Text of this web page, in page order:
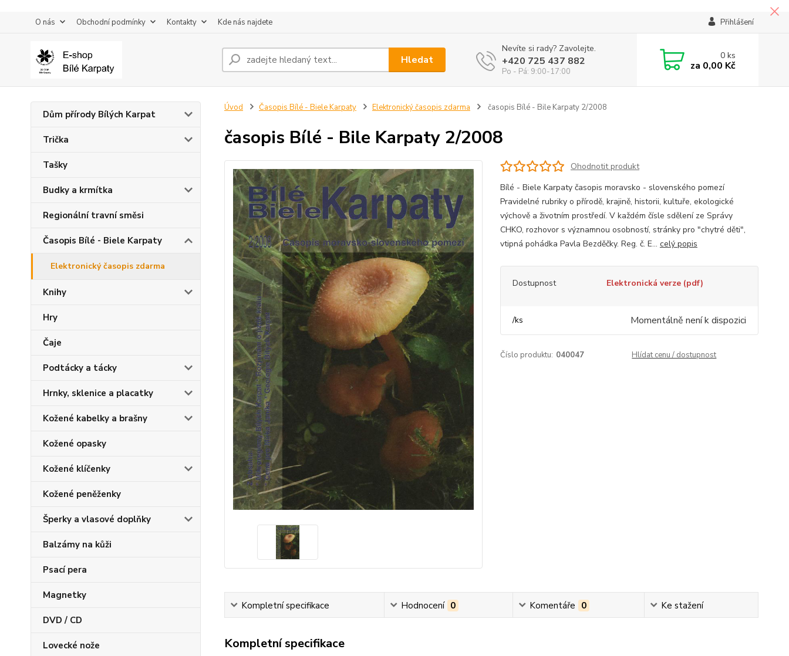
O nás Obchodní podmínky Kontakty Kde nás najdete Přihlášení
Hledat
Nevíte si rady? Zavolejte.
+420 725 437 882
Po - Pá: 9:00-17:00
0ks
za 0,00 Kč
Dům přírody Bílých Karpat
Trička
Tašky
Budky a krmítka
Regionální travní směsi
Časopis Bílé - Biele Karpaty
Elektronický časopis zdarma
Knihy
Hry
Čaje
Podtácky a tácky
Hrnky, sklenice a placatky
Kožené kabelky a brašny
Kožené opasky
Kožené klíčenky
Kožené peněženky
Šperky a vlasové doplňky
Balzámy na kůži
Psací pera
Magnetky
DVD / CD
Lovecké nože
Úvod Časopis Bílé - Biele Karpaty Elektronický časopis zdarma časopis Bílé - Bile Karpaty 2/2008
časopis Bílé - Bile Karpaty 2/2008
Ohodnotit produkt
Bílé - Biele Karpaty časopis moravsko - slovenského pomezí
Pravidelné rubriky o přírodě, krajině, historii, kultuře, ekologické
výchově a životním prostředí. V každém čísle sdělení ze Správy
CHKO, rozhovor s významnou osobností, stránky pro "chytré děti",
vtipná pohádka Pavla Bezděčky. Reg. č. E... celý popis
Dostupnost Elektronická verze (pdf)
/ks Momentálně není k dispozici
Číslo produktu: 040047 Hlídat cenu / dostupnost
Kompletní specifikace Hodnocení 0 Komentáře 0 Ke stažení
Kompletní specifikace